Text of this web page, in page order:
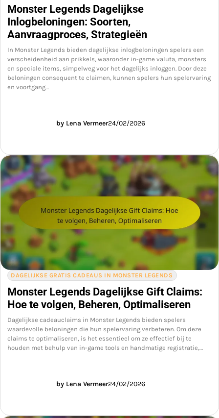
Monster Legends Dagelijkse
Inlogbeloningen: Soorten,
Aanvraagproces, Strategieën
In Monster Legends bieden dagelijkse inlogbeloningen spelers een
verscheidenheid aan prikkels, waaronder in-game valuta, monsters
en speciale items, simpelweg voor het dagelijks inloggen. Door deze
beloningen consequent te claimen, kunnen spelers hun spelervaring
en voortgang…
by Lena Vermeer24/02/2026
DAGELIJKSE GRATIS CADEAUS IN MONSTER LEGENDS
Monster Legends Dagelijkse Gift Claims:
Hoe te volgen, Beheren, Optimaliseren
Dagelijkse cadeauclaims in Monster Legends bieden spelers
waardevolle beloningen die hun spelervaring verbeteren. Om deze
claims te optimaliseren, is het essentieel om ze effectief bij te
houden met behulp van in-game tools en handmatige registratie,…
by Lena Vermeer24/02/2026